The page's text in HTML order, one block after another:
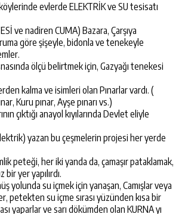
köylerinde evlerde ELEKTRİK ve SU tesisatı
ve nadiren CUMA) Bazara, Çarşıya
göre şişeyle, bidonla ve tenekeyle
ölçü belirtmek için, Gazyağı tenekesi
kalma ve isimleri olan Pınarlar vardı. (
Kuru pınar, Ayşe pınarı vs.)
çıktığı anayol kıyılarında Devlet eliyle
yazan bu çeşmelerin projesi her yerde
peteği, her iki yanda da, çamaşır pataklamak,
yer yapılırdı.
yolunda su içmek için yanaşan, Camışlar veya
petekten su içme sırası yüzünden kısa bir
yaparlar ve sarı dökümden olan KURNA yı